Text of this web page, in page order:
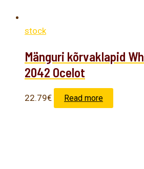
stock
Mänguri kõrvaklapid
2042 Ocelot
22.79€ Read more